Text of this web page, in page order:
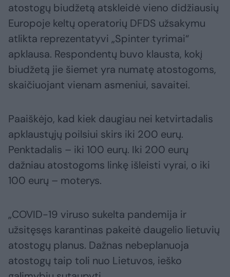
atostogų biudžetą atskleidė vieno didžiausių
Europoje keltų operatorių DFDS užsakymu
atlikta reprezentatyvi „Spinter tyrimai“
apklausa. Respondentų buvo klausta, kokį
biudžetą jie šiemet yra numatę atostogoms,
skaičiuojant vienam asmeniui, savaitei.
Paaiškėjo, kad kiek daugiau nei ketvirtadalis
apklaustųjų poilsiui skirs iki 200 eurų.
Penktadalis – iki 100 eurų. Iki 200 eurų
dažniau atostogoms linkę išleisti vyrai, o iki
100 eurų – moterys.
„COVID-19 viruso sukelta pandemija ir
užsitęsęs karantinas pakeitė daugelio lietuvių
atostogų planus. Dažnas nebeplanuoja
atostogų taip toli nuo Lietuvos, ieško